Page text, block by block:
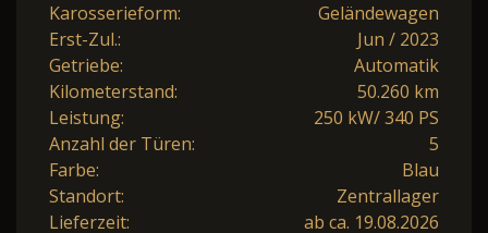
Karosserieform:
Geländewagen
Erst-Zul.:
Jun / 2023
Getriebe:
Automatik
Kilometerstand:
50.260 km
Leistung:
250 kW/ 340 PS
Anzahl der Türen:
5
Farbe:
Blau
Standort:
Zentrallager
Lieferzeit:
ab ca. 19.08.2026